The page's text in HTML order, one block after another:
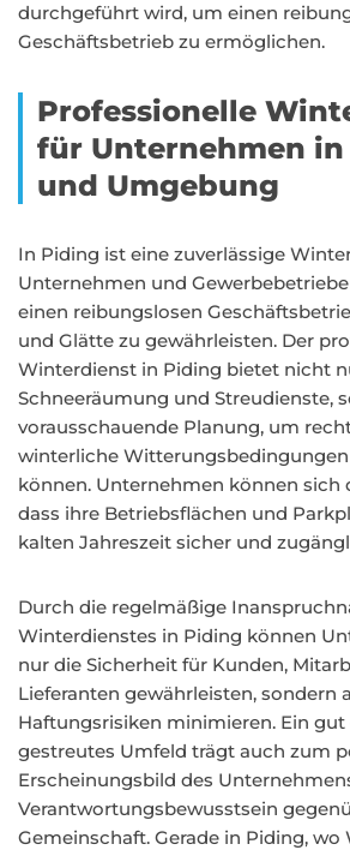
durchgeführt wird, um einen
Geschäftsbetrieb zu ermöglichen.
Professionelle
für Unternehmen
und Umgebung
In Piding ist eine zuverlässige
Unternehmen und
einen reibungslosen
und Glätte zu gewährleisten. Der
Winterdienst in Piding bietet nicht
Schneeräumung und Streudienste,
vorausschauende Planung, um
winterliche Witterungsbedingungen
können. Unternehmen können sich
dass ihre Betriebsflächen und
kalten Jahreszeit sicher und
Durch die regelmäßige
Winterdienstes in Piding können
nur die Sicherheit für Kunden,
Lieferanten gewährleisten, sondern
Haftungsrisiken minimieren. Ein
gestreutes Umfeld trägt auch zum
Erscheinungsbild des
Verantwortungsbewusstsein
Gemeinschaft. Gerade in Piding,